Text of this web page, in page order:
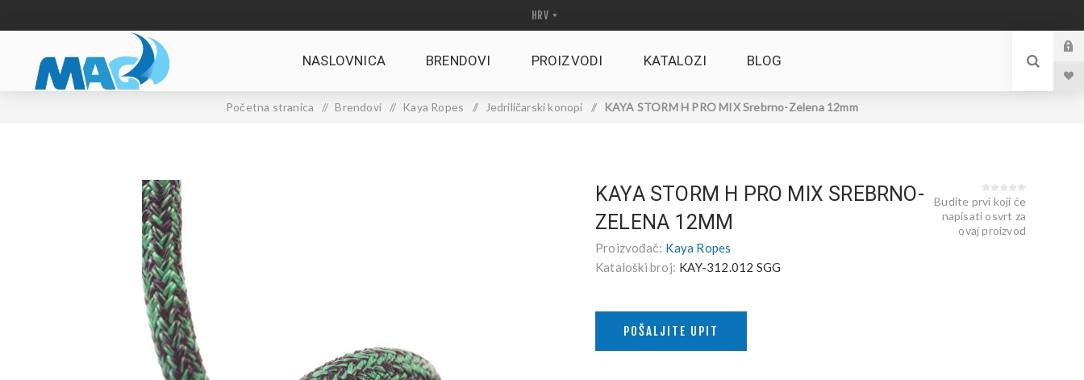
NASLOVNICA BRENDOVI PROIZVODI KATALOZI BLOG
Početna stranica / Brendovi / Kaya Ropes / Jedriličarski konopi / KAYA STORM H PRO MIX Srebrno-Zelena 12mm
KAYA STORM H PRO MIX SREBRNO-
ZELENA 12MM
Proizvođač: Kaya Ropes
Kataloški broj: KAY-312.012 SGG
Budite prvi koji će
napisati osvrt za
ovaj proizvod
POŠALJITE UPIT